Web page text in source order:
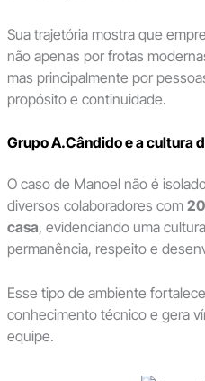
Sua trajetória mostra que
não apenas por frotas
mas principalmente por
propósito e continuidade.
Grupo A.Cândido e a cultura
O caso de Manoel não é
diversos colaboradores com
casa, evidenciando uma
permanência, respeito e
Esse tipo de ambiente
conhecimento técnico e gera
equipe.